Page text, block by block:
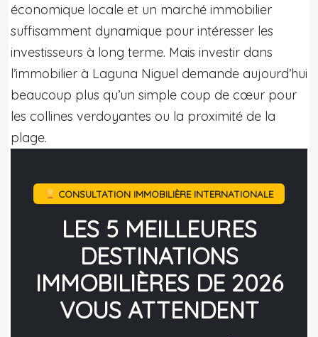
économique locale et un marché immobilier
suffisamment dynamique pour intéresser les
investisseurs à long terme. Mais investir dans
l’immobilier à Laguna Niguel demande aujourd’hui
beaucoup plus qu’un simple coup de cœur pour
les collines verdoyantes ou la proximité de la
plage.
CONSULTATION IMMOBILIÈRE INTERNATIONALE
LES 5 MEILLEURES
DESTINATIONS
IMMOBILIÈRES DE 2026
VOUS ATTENDENT